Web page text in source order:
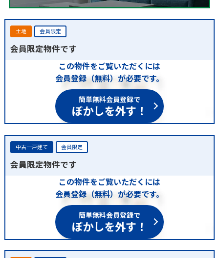
土地 会員限定
会員限定物件です
この物件をご覧いただくには
会員登録（無料）が必要です。
簡単無料会員登録で
ぼかしを外す！
中古一戸建て 会員限定
会員限定物件です
この物件をご覧いただくには
会員登録（無料）が必要です。
簡単無料会員登録で
ぼかしを外す！